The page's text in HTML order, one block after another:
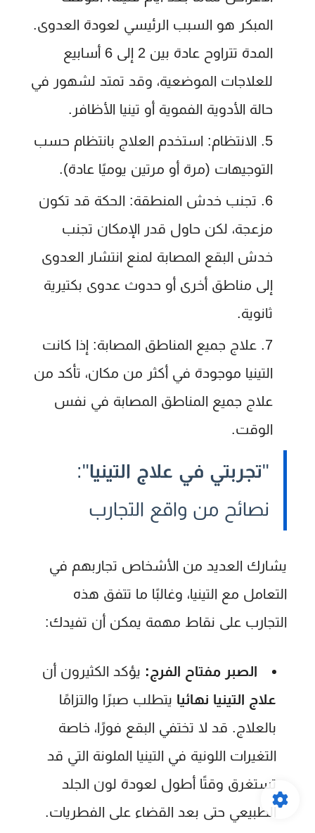
المبكر هو السبب الرئيسي لعودة العدوى.
المدة تتراوح عادة بين 2 إلى 6 أسابيع
للعلاجات الموضعية، وقد تمتد لشهور في
حالة الأدوية الفموية أو تينيا الأظافر.
الانتظام: استخدم العلاج بانتظام حسب
التوجيهات (مرة أو مرتين يوميًا عادة).
تجنب خدش المنطقة: الحكة قد تكون
مزعجة، لكن حاول قدر الإمكان تجنب
خدش البقع المصابة لمنع انتشار العدوى
إلى مناطق أخرى أو حدوث عدوى بكتيرية
ثانوية.
علاج جميع المناطق المصابة: إذا كانت
التينيا موجودة في أكثر من مكان، تأكد من
علاج جميع المناطق المصابة في نفس
الوقت.
"تجربتي في علاج التينيا":
نصائح من واقع التجارب
يشارك العديد من الأشخاص تجاربهم في
التعامل مع التينيا، وغالبًا ما تتفق هذه
التجارب على نقاط مهمة يمكن أن تفيدك:
الصبر مفتاح الفرج: يؤكد الكثيرون أن
علاج التينيا نهائيا يتطلب صبرًا والتزامًا
بالعلاج. قد لا تختفي البقع فورًا، خاصة
التغيرات اللونية في التينيا الملونة التي قد
تستغرق وقتًا أطول لعودة لون الجلد
الطبيعي حتى بعد القضاء على الفطريات.